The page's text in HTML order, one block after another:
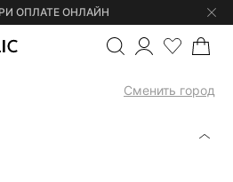
ОПЛАТЕ ОНЛАЙН
Сменить город
ЮБКА-КАРАНДАШ С РАЗРЕЗОМ